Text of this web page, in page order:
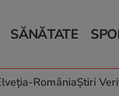
SĂNĂTATE
Relații
Rețete culinare
RomâniaȘtiri